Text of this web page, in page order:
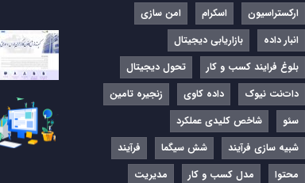
ارکستراسیون
اسکرام
امن سازی
انبار داده
بازاریابی دیجیتال
بلوغ فرایند کسب و کار
تحول دیجیتال
دات‌نت نیوک
داده کاوی
زنجیره تامین
سئو
شاخص کلیدی عملکرد
شبیه سازی فرآیند
شش سیگما
فرآیند
محتوا
مدل کسب و کار
مدیریت